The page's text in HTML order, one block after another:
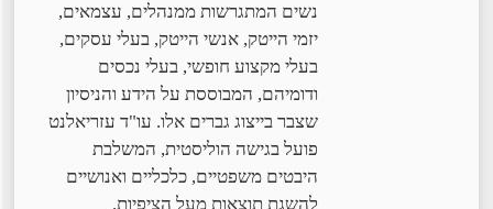
נשים המתגרשות ממנהלים, עצמאים,
יזמי הייטק, אנשי הייטק, בעלי עסקים,
בעלי מקצוע חופשי, בעלי נכסים
ודומיהם, המבוססת על הידע והניסיון
שצבר בייצוג גברים אלו. עו"ד עזריאלנט
פועל בגישה הוליסטית, המשלבת
היבטים משפטיים, כלכליים ואנושיים
להשגת תוצאות מעל הציפיות.